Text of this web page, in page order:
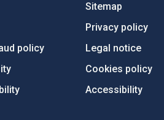
policy
Sitemap
Privacy policy
Legal notice
Cookies policy
Accessibility